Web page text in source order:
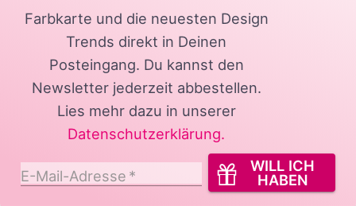
Farbkarte und die neuesten Design
Trends direkt in Deinen
Posteingang. Du kannst den
Newsletter jederzeit abbestellen.
Lies mehr dazu in unserer
Datenschutzerklärung.
E-Mail-Adresse *
WILL ICH
HABEN